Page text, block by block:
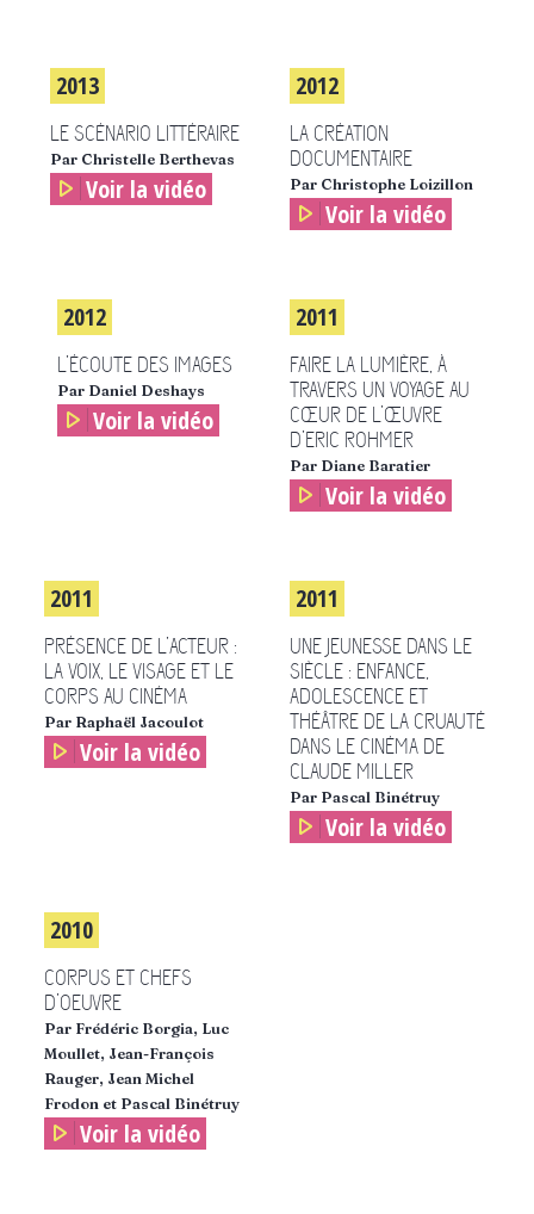
2013
LE SCÉNARIO LITTÉRAIRE
Par Christelle Berthevas
Voir la vidéo
2012
LA CRÉATION
DOCUMENTAIRE
Par Christophe Loizillon
Voir la vidéo
2012
L’ÉCOUTE DES IMAGES
Par Daniel Deshays
Voir la vidéo
2011
FAIRE LA LUMIÈRE, À
TRAVERS UN VOYAGE AU
CŒUR DE L’ŒUVRE
D’ERIC ROHMER
Par Diane Baratier
Voir la vidéo
2011
PRÉSENCE DE L’ACTEUR :
LA VOIX, LE VISAGE ET LE
CORPS AU CINÉMA
Par Raphaël Jacoulot
Voir la vidéo
2011
UNE JEUNESSE DANS LE
SIÈCLE : ENFANCE,
ADOLESCENCE ET
THÉÂTRE DE LA CRUAUTÉ
DANS LE CINÉMA DE
CLAUDE MILLER
Par Pascal Binétruy
Voir la vidéo
2010
CORPUS ET CHEFS
D’OEUVRE
Par Frédéric Borgia, Luc
Moullet, Jean-François
Rauger, Jean Michel
Frodon et Pascal Binétruy
Voir la vidéo